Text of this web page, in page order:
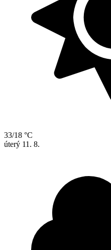
33/18 °C
úterý 11. 8.